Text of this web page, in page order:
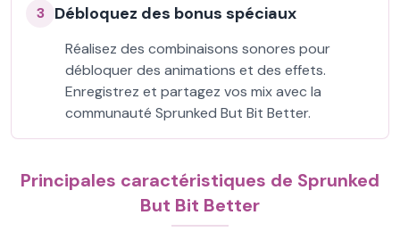
3 Débloquez des bonus spéciaux
Réalisez des combinaisons sonores pour
débloquer des animations et des effets.
Enregistrez et partagez vos mix avec la
communauté Sprunked But Bit Better.
Principales caractéristiques de Sprunked
But Bit Better